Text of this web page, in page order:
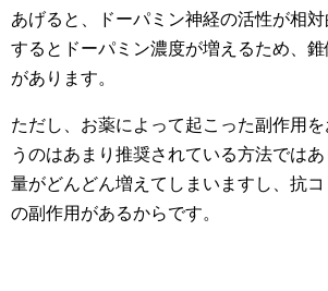
あげると、ドーパミン神経の活性が相対
するとドーパミン濃度が増えるため、
があります。
ただし、お薬によって起こった副作用
うのはあまり推奨されている方法では
量がどんどん増えてしまいますし、抗コ
の副作用があるからです。